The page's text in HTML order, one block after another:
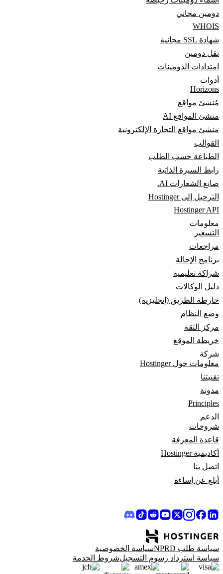
دومين مجاني
WHOIS
شهادة SSL مجانية
نقل دومين
امتدادات الدومينات
أدوات
Horizons
مُنشئ مواقع
منشئ المواقع AI
منشئ مواقع التجارة الإلكترونية
القوالب
الطباعة حسب الطلب
رابط السيرة الذاتية
صانع الشعارات AI.
الترحيل إلى Hostinger
Hostinger API
معلومات
التسعير
مراجعات
برنامج الإحالة
شراكة تعليمية
دليل الوكالات
خارطة الطريق (إنجليزية)
وضع النظام
مركز الثقة
خريطة الموقع
شركة
معلومات حول Hostinger
تقنيتنا
مدونة
Principles
الدعم
شروحات
قاعدة المعرفة
أكاديمية Hostinger
اتصل بنا
أبلغ عن إساءة
سياسة طلب NPRD
سياسة الخصوصية
سياسة استرداد رسوم التسجيلشروط الخدمة